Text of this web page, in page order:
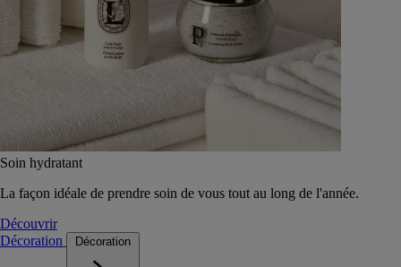
Soin hydratant
La façon idéale de prendre soin de vous tout au long de l'année.
Découvrir
Décoration
Décoration